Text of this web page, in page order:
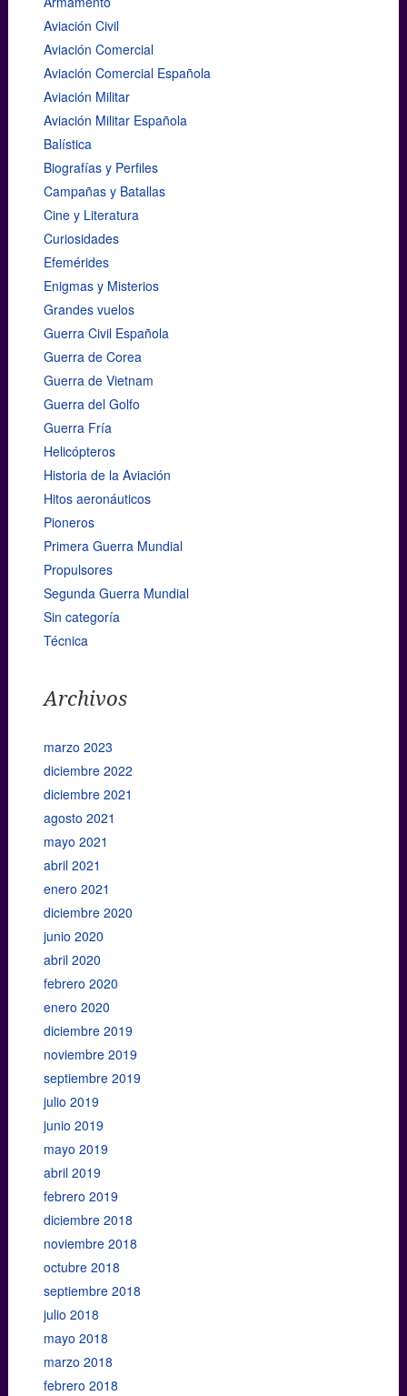
Aviación Civil
Aviación Comercial
Aviación Comercial Española
Aviación Militar
Aviación Militar Española
Balística
Biografías y Perfiles
Campañas y Batallas
Cine y Literatura
Curiosidades
Efemérides
Enigmas y Misterios
Grandes vuelos
Guerra Civil Española
Guerra de Corea
Guerra de Vietnam
Guerra del Golfo
Guerra Fría
Helicópteros
Historia de la Aviación
Hitos aeronáuticos
Pioneros
Primera Guerra Mundial
Propulsores
Segunda Guerra Mundial
Sin categoría
Técnica
Archivos
marzo 2023
diciembre 2022
diciembre 2021
agosto 2021
mayo 2021
abril 2021
enero 2021
diciembre 2020
junio 2020
abril 2020
febrero 2020
enero 2020
diciembre 2019
noviembre 2019
septiembre 2019
julio 2019
junio 2019
mayo 2019
abril 2019
febrero 2019
diciembre 2018
noviembre 2018
octubre 2018
septiembre 2018
julio 2018
mayo 2018
marzo 2018
febrero 2018